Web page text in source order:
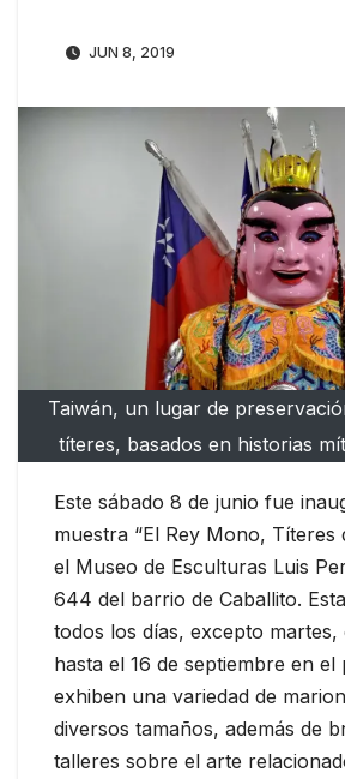
JUN 8, 2019
Taiwán, un lugar de
títeres, basados en historias
Este sábado 8 de junio fue
muestra “El Rey Mono, Títeres
el Museo de Esculturas Luis
644 del barrio de Caballito.
todos los días, excepto martes,
hasta el 16 de septiembre en el
exhiben una variedad de
diversos tamaños, además de
talleres sobre el arte